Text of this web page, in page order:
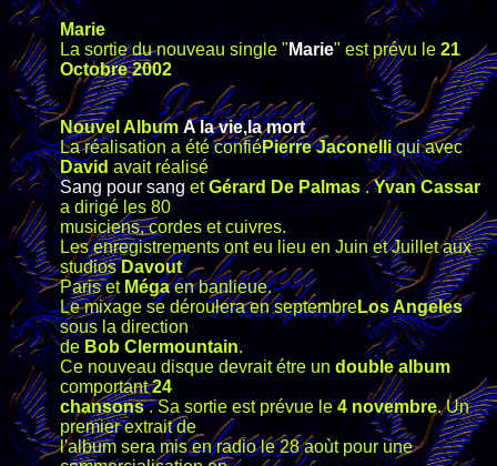
Marie
La sortie du nouveau single " Marie" est prévu le21
Octobre 2002
Nouvel Album A la vie,la mort
La réalisation a été confiéPierre Jaconelliqui avec
Davidavait réalisé
Sang pour sangetGérard De Palmas.Yvan Cassar
a dirigé les 80
musiciens, cordes et cuivres.
Les enregistrements ont eu lieu en Juin et Juillet aux
studiosDavout
Paris etMégaen banlieue.
Le mixage se déroulera en septembreLos Angeles
sous la direction
deBob Clermountain.
Ce nouveau disque devrait étre undouble album
comportant24
chansons. Sa sortie est prévue le 4 novembre. Un
premier extrait de
l'album sera mis en radio le 28 aoùt pour une